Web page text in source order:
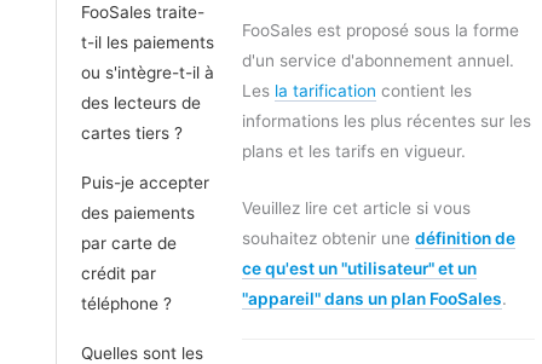
FooSales traite-
t-il les paiements
ou s'intègre-t-il à
des lecteurs de
cartes tiers ?
Puis-je accepter
des paiements
par carte de
crédit par
téléphone ?
Quelles sont les
FooSales est proposé sous la forme
d'un service d'abonnement annuel.
Les la tarification contient les
informations les plus récentes sur les
plans et les tarifs en vigueur.
Veuillez lire cet article si vous
souhaitez obtenir une définition de
ce qu'est un "utilisateur" et un
"appareil" dans un plan FooSales.